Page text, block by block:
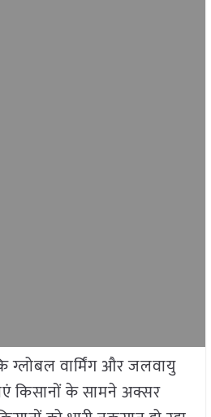
वार्मिंग और जलवायु
किसानों के सामने अक्सर